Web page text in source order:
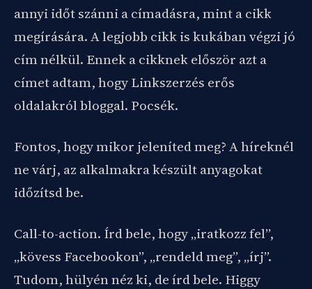
annyi időt szánni a címadásra, mint a cikk
megírására. A legjobb cikk is kukában végzi jó
cím nélkül. Ennek a cikknek először azt a
címet adtam, hogy Linkszerzés erős
oldalakról bloggal. Pocsék.
Fontos, hogy mikor jeleníted meg? A híreknél
ne várj, az alkalmakra készült anyagokat
időzítsd be.
Call-to-action. Írd bele, hogy „iratkozz fel”,
„kövess Facebookon”, „rendeld meg”, „írj”.
Tudom, hülyén néz ki, de írd bele. Higgy